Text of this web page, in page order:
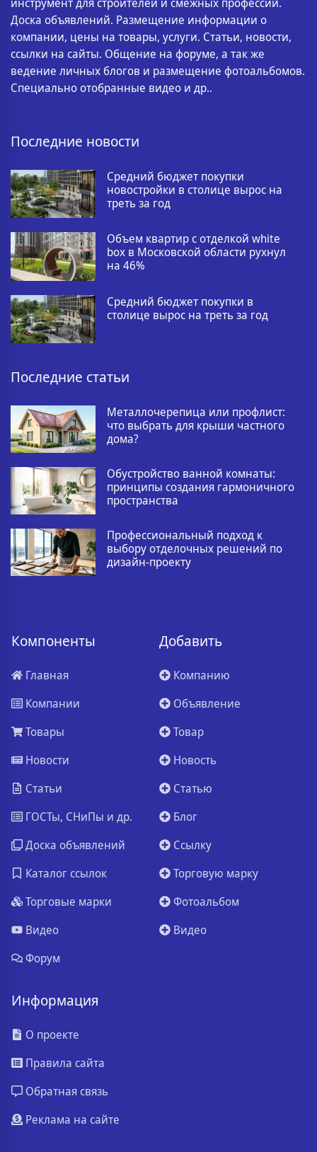
Доска объявлений. Размещение информации о
компании, цены на товары, услуги. Статьи, новости,
ссылки на сайты. Общение на форуме, а так же
ведение личных блогов и размещение фотоальбомов.
Специально отобранные видео и др..
Последние новости
Средний бюджет покупки
новостройки в столице вырос на
треть за год
Объем квартир с отделкой white
box в Московской области рухнул
на 46%
Средний бюджет покупки в
столице вырос на треть за год
Последние статьи
Металлочерепица или профлист:
что выбрать для крыши частного
дома?
Обустройство ванной комнаты:
принципы создания гармоничного
пространства
Профессиональный подход к
выбору отделочных решений по
дизайн-проекту
Компоненты
Главная
Компании
Товары
Новости
Статьи
ГОСТы, СНиПы и др.
Доска объявлений
Каталог ссылок
Торговые марки
Видео
Форум
Добавить
Компанию
Объявление
Товар
Новость
Статью
Блог
Ссылку
Торговую марку
Фотоальбом
Видео
Информация
О проекте
Правила сайта
Обратная связь
Реклама на сайте